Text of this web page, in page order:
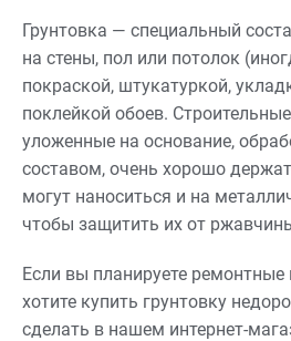
Грунтовка — специальный
на стены, пол или потолок
покраской, штукатуркой,
поклейкой обоев.
уложенные на основание,
составом, очень хорошо
могут наноситься и на
чтобы защитить их от
Если вы планируете ремонтные
хотите купить грунтовку
сделать в нашем интернет-